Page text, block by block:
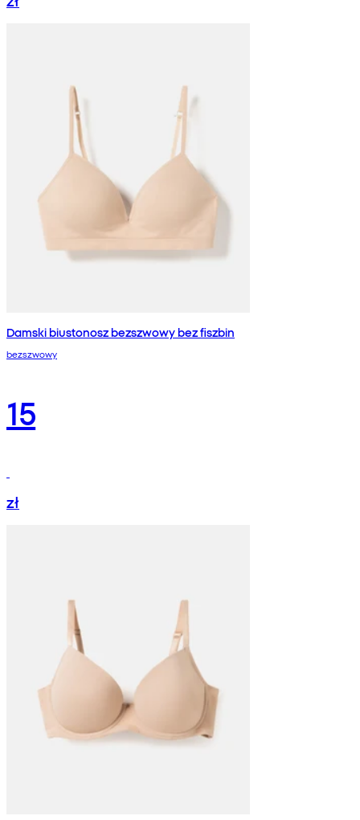
Damski biustonosz bezszwowy bez fiszbin
bezszwowy
15
zł